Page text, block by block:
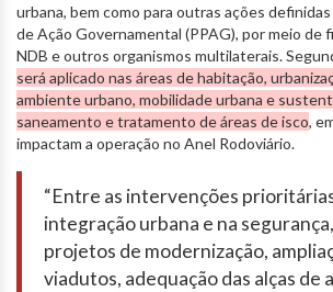
urbana, bem como para outras ações
de Ação Governamental (PPAG), por meio de
NDB e outros organismos multilaterais.
será aplicado nas áreas de habitação,
ambiente urbano, mobilidade urbana e
saneamento e tratamento de áreas de isco,
impactam a operação no Anel Rodoviário.
“Entre as intervenções
integração urbana e na
projetos de modernização,
viadutos, adequação das alças de